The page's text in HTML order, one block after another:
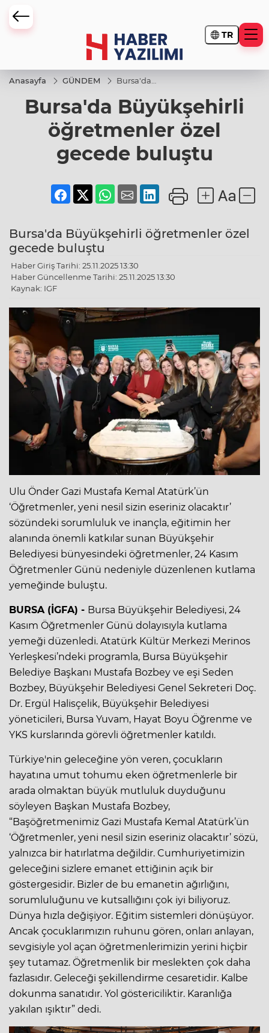
TR
Anasayfa GÜNDEM
Bursa'da
öğretmenler
özel gecede
buluştu
Bursa'da Büyükşehirli
öğretmenler özel
gecede buluştu
Bursa'da Büyükşehirli öğretmenler özel
gecede buluştu
Haber Giriş Tarihi: 25.11.2025 13:30
Haber Güncellenme Tarihi: 25.11.2025 13:30
Kaynak: IGF
Ulu Önder Gazi Mustafa Kemal Atatürk’ün
‘Öğretmenler, yeni nesil sizin eseriniz olacaktır’
sözündeki sorumluluk ve inançla, eğitimin her
alanında önemli katkılar sunan Büyükşehir
Belediyesi bünyesindeki öğretmenler, 24 Kasım
Öğretmenler Günü nedeniyle düzenlenen kutlama
yemeğinde buluştu.
BURSA (İGFA) - Bursa Büyükşehir Belediyesi, 24
Kasım Öğretmenler Günü dolayısıyla kutlama
yemeği düzenledi. Atatürk Kültür Merkezi Merinos
Yerleşkesi’ndeki programla, Bursa Büyükşehir
Belediye Başkanı Mustafa Bozbey ve eşi Seden
Bozbey, Büyükşehir Belediyesi Genel Sekreteri Doç.
Dr. Ergül Halisçelik, Büyükşehir Belediyesi
yöneticileri, Bursa Yuvam, Hayat Boyu Öğrenme ve
YKS kurslarında görevli öğretmenler katıldı.
Türkiye'nin geleceğine yön veren, çocukların
hayatına umut tohumu eken öğretmenlerle bir
arada olmaktan büyük mutluluk duyduğunu
söyleyen Başkan Mustafa Bozbey,
“Başöğretmenimiz Gazi Mustafa Kemal Atatürk’ün
‘Öğretmenler, yeni nesil sizin eseriniz olacaktır’ sözü,
yalnızca bir hatırlatma değildir. Cumhuriyetimizin
geleceğini sizlere emanet ettiğinin açık bir
göstergesidir. Bizler de bu emanetin ağırlığını,
sorumluluğunu ve kutsallığını çok iyi biliyoruz.
Dünya hızla değişiyor. Eğitim sistemleri dönüşüyor.
Ancak çocuklarımızın ruhunu gören, onları anlayan,
sevgisiyle yol açan öğretmenlerimizin yerini hiçbir
şey tutamaz. Öğretmenlik bir meslekten çok daha
fazlasıdır. Geleceği şekillendirme cesaretidir. Kalbe
dokunma sanatıdır. Yol göstericiliktir. Karanlığa
yakılan ışıktır” dedi.